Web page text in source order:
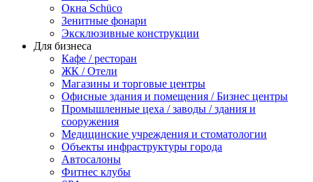
Окна Schüco
Зенитные фонари
Эксклюзивные конструкции
Для бизнеса
Кафе / ресторан
ЖК / Отели
Магазины и торговые центры
Офисные здания и помещения / Бизнес центры
Промышленные цеха / заводы / здания и
сооружения
Медицинские учреждения и стоматологии
Объекты инфраструктуры города
Автосалоны
Фитнес клубы